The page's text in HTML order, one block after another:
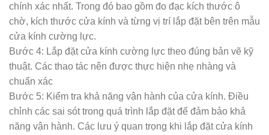
chính xác nhất. Trong đó bao gồm đo đạc kích thước ô
chờ, kích thước cửa kính và từng vị trí lắp đặt bên trên mẫu
cửa kính cường lực.
Bước 4: Lắp đặt cửa kính cường lực theo đúng bản vẽ kỹ
thuật. Các thao tác nên được thực hiện nhẹ nhàng và
chuẩn xác
Bước 5: Kiểm tra khả năng vận hành của cửa kính. Điều
chỉnh các sai sót trong quá trình lắp đặt để đảm bảo khả
năng vận hành. Các lưu ý quan trọng khi lắp đặt cửa kính